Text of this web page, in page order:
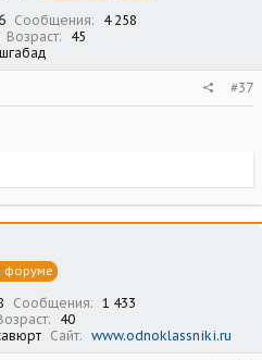
Сообщения
4 258
Возраст
45
#37
форуме
Сообщения
1 433
40
Сайт www.odnoklassniki.ru